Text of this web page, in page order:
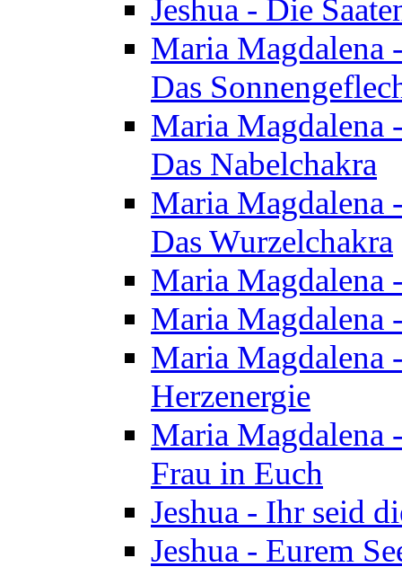
Jeshua - Die
Maria Magdalena
Das
Maria Magdalena
Das Nabelchakra
Maria Magdalena
Das Wurzelchakra
Maria Magdalena
Maria Magdalena
Maria Magdalena
Herzenergie
Maria Magdalena
Frau in Euch
Jeshua - Ihr seid
Jeshua - Eurem